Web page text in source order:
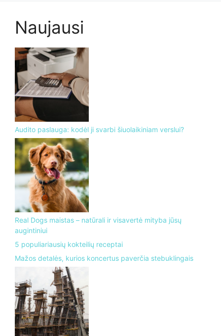
Naujausi
Audito paslauga: kodėl ji svarbi šiuolaikiniam verslui?
Real Dogs maistas – natūrali ir visavertė mityba jūsų
augintiniui
5 populiariausių kokteilių receptai
Mažos detalės, kurios koncertus paverčia stebuklingais